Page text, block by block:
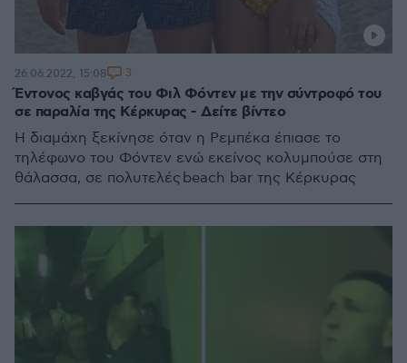
Έντονος καβγάς του Φιλ Φόντεν με την σύντροφό του
σε παραλία της Κέρκυρας - Δείτε βίντεο
Η διαμάχη ξεκίνησε όταν η Ρεμπέκα έπιασε το
τηλέφωνο του Φόντεν ενώ εκείνος κολυμπούσε στη
θάλασσα, σε πολυτελές beach bar της Κέρκυρας
26.06.2022, 15:08 3